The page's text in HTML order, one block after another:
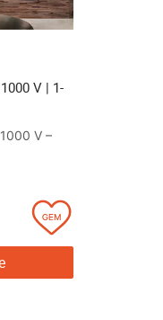
V | 1-
V –